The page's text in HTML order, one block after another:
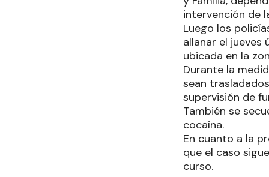
intervención de
Luego los
allanar el jueves
ubicada en la
Durante la
sean
supervisión de
También se
cocaína.
En cuanto a la
que el caso
curso.